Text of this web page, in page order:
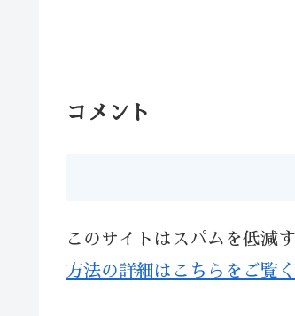
コメント
このサイトはスパムを低減
方法の詳細はこちらをご覧